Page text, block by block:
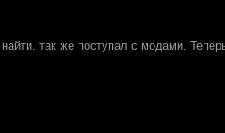
так же поступал с модами.